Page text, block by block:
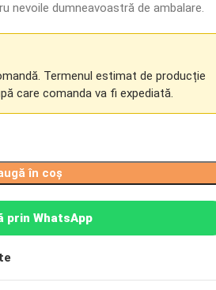
nevoile dumneavoastră de ambalare.
Termenul estimat de producție
care comanda va fi expediată.
în coș
prin WhatsApp